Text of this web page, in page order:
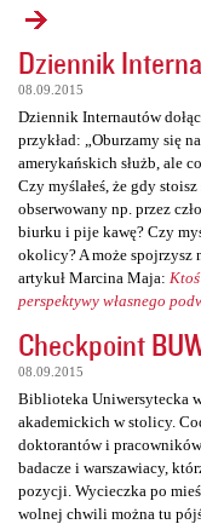
Dziennik
08.09.2015
Dziennik Internautów
przykład: „Oburzamy się
amerykańskich służb, ale
Czy myślałeś, że gdy
obserwowany np. przez
biurku i pije kawę? Czy
okolicy? A może spojrzysz
artykuł Marcina Maja:
perspektywy własnego
Checkpoint
08.09.2015
Biblioteka Uniwersytecka
akademickich w stolicy.
doktorantów i
badacze i warszawiacy,
pozycji. Wycieczka po
wolnej chwili można tu